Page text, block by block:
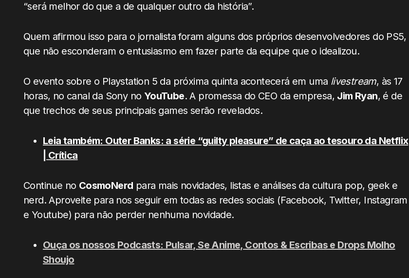
“será melhor do que a de qualquer outro da história”.
Quem afirmou isso para o jornalista foram alguns dos próprios desenvolvedores do PS5,
que não esconderam o entusiasmo em fazer parte da equipe que o idealizou.
O evento sobre o Playstation 5 da próxima quinta acontecerá em uma livestream, às 17
horas, no canal da Sony no YouTube. A promessa do CEO da empresa, Jim Ryan, é de
que trechos de seus principais games serão revelados.
Leia também: Outer Banks: a série “guilty pleasure” de caça ao tesouro da Netflix
| Crítica
Continue no CosmoNerd para mais novidades, listas e análises da cultura pop, geek e
nerd. Aproveite para nos seguir em todas as redes sociais (Facebook, Twitter, Instagram
e Youtube) para não perder nenhuma novidade.
Ouça os nossos Podcasts: Pulsar, Se Anime, Contos & Escribas e Drops Molho
Shoujo